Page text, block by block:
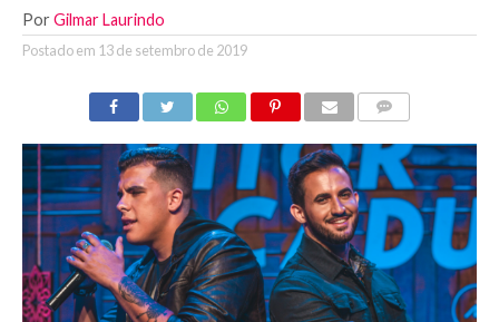
Por Gilmar Laurindo
Postado em 13 de setembro de 2019